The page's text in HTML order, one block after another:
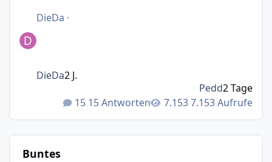
DieDa ·
15 Antworten 7.153 Aufrufe
DieDa2 J.
Pedd2 Tage
Buntes